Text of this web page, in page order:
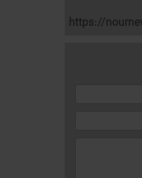
https://